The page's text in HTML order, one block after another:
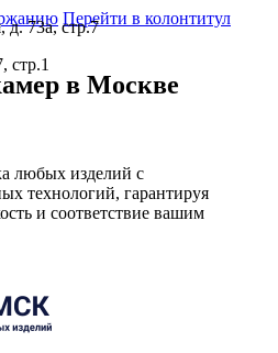
Перейти в колонтитул
д. 73а, стр.7
стр.1
в Москве
любых изделий с
технологий, гарантируя
и соответствие вашим